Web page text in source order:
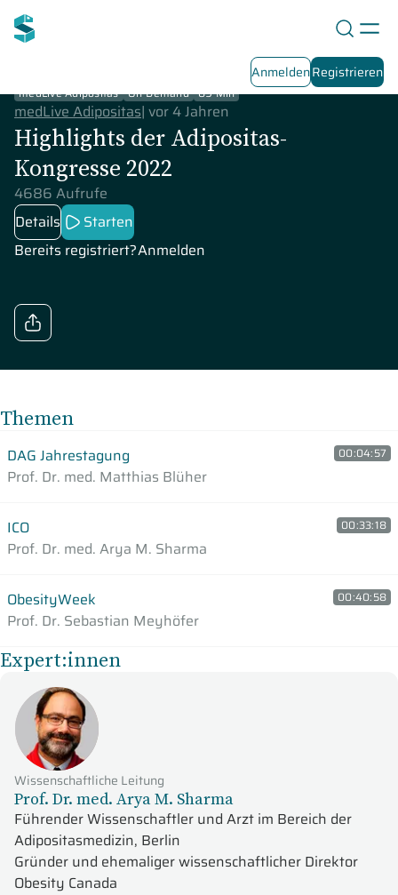
AnmeldenRegistrieren
medLive Adipositas On-Demand 89 Min
medLive Adipositas| vor 4 Jahren
Highlights der Adipositas-
Kongresse 2022
4686 Aufrufe
Details
Starten
Bereits registriert?Anmelden
Themen
DAG Jahrestagung
Prof. Dr. med. Matthias Blüher
00:04:57
ICO
Prof. Dr. med. Arya M. Sharma
00:33:18
ObesityWeek
Prof. Dr. Sebastian Meyhöfer
00:40:58
Expert:innen
Wissenschaftliche Leitung
Prof. Dr. med. Arya M. Sharma
Führender Wissenschaftler und Arzt im Bereich der
Adipositasmedizin, Berlin
Gründer und ehemaliger wissenschaftlicher Direktor
Obesity Canada